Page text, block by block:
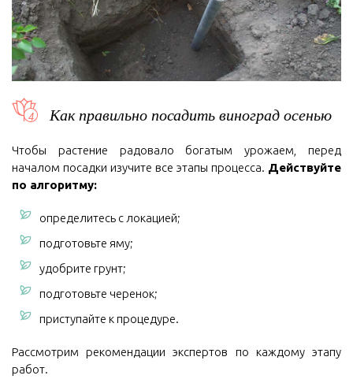
Как правильно посадить виноград осенью
Чтобы растение радовало богатым урожаем, перед
началом посадки изучите все этапы процесса. Действуйте
по алгоритму:
определитесь с локацией;
подготовьте яму;
удобрите грунт;
подготовьте черенок;
приступайте к процедуре.
Рассмотрим рекомендации экспертов по каждому этапу
работ.